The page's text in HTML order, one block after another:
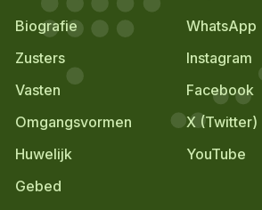
Biografie
Zusters
Vasten
Omgangsvormen
Huwelijk
Gebed
WhatsApp
Instagram
Facebook
X (Twitter)
YouTube